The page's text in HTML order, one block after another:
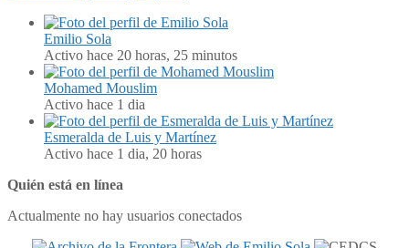
Emilio Sola
Activo hace 20 horas, 25 minutos
Mohamed Mouslim
Activo hace 1 dia
Esmeralda de Luis y Martínez
Activo hace 1 dia, 20 horas
Quién está en línea
Actualmente no hay usuarios conectados